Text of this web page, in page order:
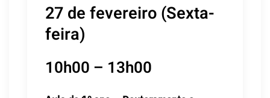
27 de fevereiro (Sexta-
feira)
10h00 – 13h00